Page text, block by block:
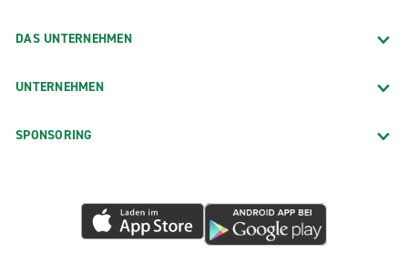
DAS UNTERNEHMEN
UNTERNEHMEN
SPONSORING